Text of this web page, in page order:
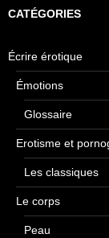
CATÉGORIES
Écrire érotique
Émotions
Glossaire
Erotisme et
Les classiques
Le corps
Peau